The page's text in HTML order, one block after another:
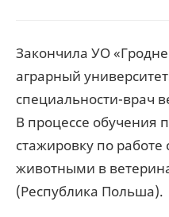
Закончила УО
аграрный
специальности-врач
В процессе обучения
стажировку по
животными в
(Республика Польша).